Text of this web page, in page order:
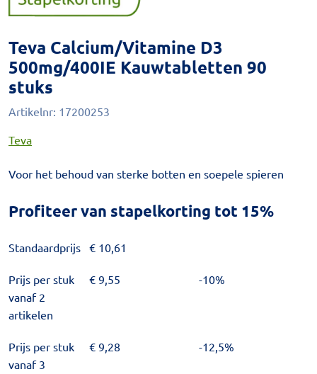
Teva Calcium/Vitamine D3
500mg/400IE Kauwtabletten 90
stuks
Artikelnr: 17200253
Teva
Voor het behoud van sterke botten en soepele spieren
Profiteer van stapelkorting tot 15%
Standaardprijs € 10,61
Prijs per stuk
vanaf 2
artikelen
€ 9,55 -10%
Prijs per stuk
vanaf 3
€ 9,28 -12,5%